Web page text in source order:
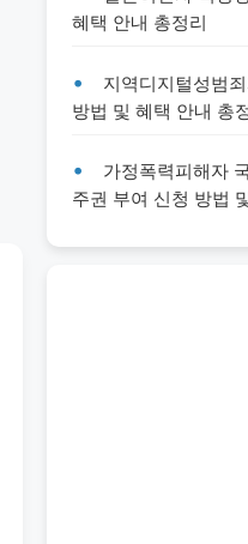
혜택 안내 총정리
지역디지털성범
방법 및 혜택 안내 총
가정폭력피해자
주권 부여 신청 방법